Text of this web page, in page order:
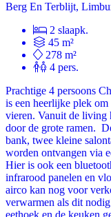
Berg En Terblijt,
2 slaapk.
45 m²
278 m²
4 pers.
Prachtige 4 persoons
is een heerlijke plek
vieren. Vanuit de living
door de grote ramen.
bank, twee kleine
worden ontvangen via
Hier is ook een
infrarood panelen en
airco kan nog voor
verwarmen als dit